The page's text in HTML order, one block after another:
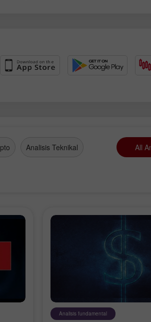
Analisis Teknikal All
Analisis fundamental
Buka